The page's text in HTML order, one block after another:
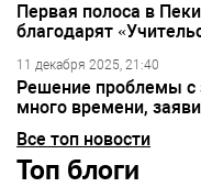
Первая полоса в
благодарят
11 декабря 2025, 21:40
Решение проблемы с
много времени,
Все топ новости
Топ блоги